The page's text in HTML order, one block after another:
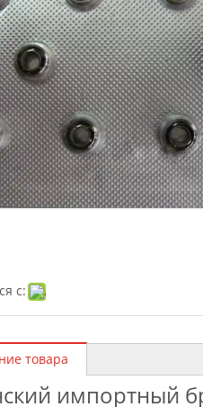
с:
товара
импортный